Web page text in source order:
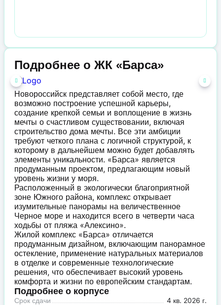
Подробнее о ЖК «Барса»
Новороссийск представляет собой место, где
возможно построение успешной карьеры,
создание крепкой семьи и воплощение в жизнь
мечты о счастливом существовании, включая
строительство дома мечты. Все эти амбиции
требуют четкого плана с логичной структурой, к
которому в дальнейшем можно будет добавлять
элементы уникальности. «Барса» является
продуманным проектом, предлагающим новый
уровень жизни у моря.
Расположенный в экологически благоприятной
зоне Южного района, комплекс открывает
изумительные панорамы на величественное
Черное море и находится всего в четверти часа
ходьбы от пляжа «Алексино».
Жилой комплекс «Барса» отличается
продуманным дизайном, включающим панорамное
остекление, применение натуральных материалов
в отделке и современные технологические
решения, что обеспечивает высокий уровень
комфорта и жизни по европейским стандартам.
Подробнее о корпусе
Срок сдачи 4 кв. 2026 г.